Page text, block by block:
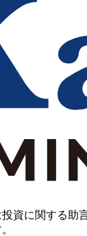
資に関する助